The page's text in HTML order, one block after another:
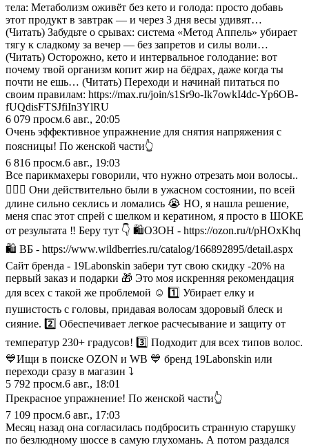
тела: Метаболизм оживёт без кето и голода: просто добавь
этот продукт в завтрак — и через 3 дня весы удивят…
(Читать) Забудьте о срывах: система «Метод Аппель» убирает
тягу к сладкому за вечер — без запретов и силы воли…
(Читать) Осторожно, кето и интервальное голодание: вот
почему твой организм копит жир на бёдрах, даже когда ты
почти не ешь… (Читать) Переходи и начинай питаться по
своим правилам: https://max.ru/join/s1Sr9o-Ik7owkI4dc-Yp6OB-
fUQdisFTSJfiIn3YlRU
6 079 просм.6 авг., 20:05
Очень эффективное упражнение для снятия напряжения с
поясницы! По женской части👆
6 816 просм.6 авг., 19:03
Все парикмахеры говорили, что нужно отрезать мои волосы..
💇🏿‍♀️ Они действительно были в ужасном состоянии, по всей
длине сильно секлись и ломались 😭 НО, я нашла решение,
меня спас этот спрей с шелком и кератином, я просто в ШОКЕ
от результата ‼️ Беру тут 👇 🛍️ОЗОН - https://ozon.ru/t/pHOxKhq
🛍️ ВБ - https://www.wildberries.ru/catalog/166892895/detail.aspx
Сайт бренда - 19Labonskin забери тут свою скидку -20% на
первый заказ и подарки 🎁 Это моя искренняя рекомендация
для всех с такой же проблемой ☺️ 1️⃣ Убирает елку и
пушистость с головы, придавая волосам здоровый блеск и
сияние. 2️⃣ Обеспечивает легкое расчесывание и защиту от
температур 230+ градусов! 3️⃣ Подходит для всех типов волос.
💙Ищи в поиске OZON и WB 💙 бренд 19Labonskin или
переходи сразу в магазин ⤵️
5 792 просм.6 авг., 18:01
Прекрасное упражнение! По женской части👆
7 109 просм.6 авг., 17:03
Месяц назад она согласилась подбросить странную старушку
по безлюдному шоссе в самую глухомань. А потом раздался